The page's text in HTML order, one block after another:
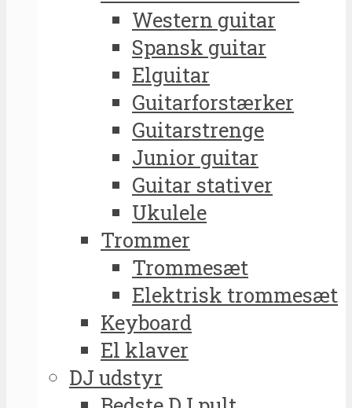
Western guitar
Spansk guitar
Elguitar
Guitarforstærker
Guitarstrenge
Junior guitar
Guitar stativer
Ukulele
Trommer
Trommesæt
Elektrisk trommesæt
Keyboard
El klaver
DJ udstyr